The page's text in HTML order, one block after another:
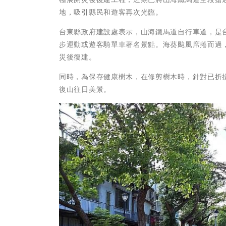
地，吸引縣民和遊客再次光臨。
台東縣政府建設處表示，山海鐵馬道自行車道，
步運動或遊客騎單車著名景點。海葵颱風席捲而
災後復建。
同時，為保存健康樹木，在修剪樹木時，針對已
復山往日美景。